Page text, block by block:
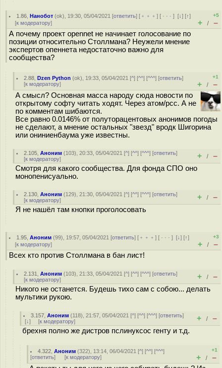
1.86 ,Нанобот (ok), 19:30, 05/04/2021 [ответить] [ ﹢﹢﹢] [ · · ·][↓] [↑]
[к модератору]
+5
+ / –
А почему проект opennet не начинает голосование по
позиции относительно Столлмана? Неужели мнение
экспертов опеннета недостаточно важно для
сообщества?
2.88 ,Dzen Python (ok), 19:33, 05/04/2021 [^] [^^] [^^^] [ответить]
[к модератору]
+1
+ / –
А смысл? Основная масса народу сюда новости по
открытому софту читать ходят. Через атом/рсс. А не
по комментам шибаются.
Все равно 0.0146% от полуторацентовых анонимов погоды
не сделают, а мнение остальных "звезд" вродк Шигорина
или ониниенбаума уже известны.
2.105 ,Аноним (103), 20:33, 05/04/2021 [^] [^^] [^^^] [ответить]
[к модератору] + / –
Смотря для какого сообщества. Для фонда СПО оно
монопенисуально.
2.130 ,Аноним (129), 21:30, 05/04/2021 [^] [^^] [^^^] [ответить]
[к модератору] + / –
Я не нашёл там кнопки проголосовать
1.95 ,Аноним (99), 19:57, 05/04/2021 [ответить] [ ﹢﹢﹢] [ · · ·][↓] [↑]
[к модератору]
+3
+ / –
Всех кто против Столлмана в бан лист!
2.131 ,Аноним (103), 21:33, 05/04/2021 [^] [^^] [^^^] [ответить]
[к модератору] + / –
Никого не останется. Будешь тихо сам с собою... делать
мультики рукою.
3.157 ,Аноним (118), 21:57, 05/04/2021 [^] [^^] [^^^] [ответить]
[↓] [к модератору] + / –
брехня полно же дистров пслинуксос генту и т.д.
4.322 ,Аноним (322), 13:14, 06/04/2021 [^] [^^] [^^^]
[ответить] [к модератору]
+1
+ / –